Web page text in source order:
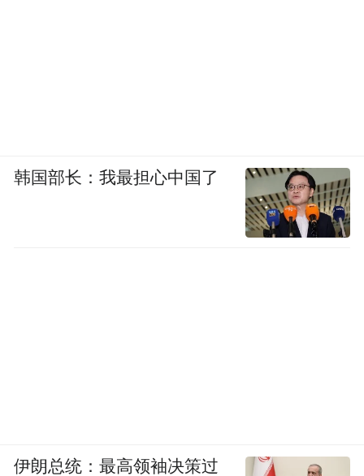
韩国部长：我最担心中国了
伊朗总统：最高领袖决策过